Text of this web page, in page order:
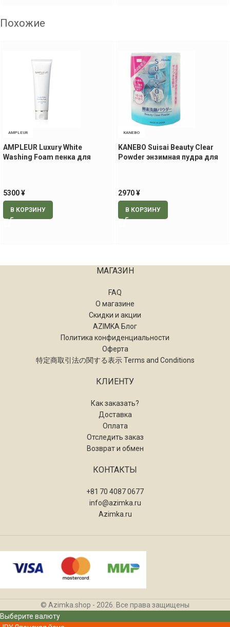
Похожие
AMPLEUR
AMPLEUR Luxury White
Washing Foam пенка для
5300¥
В КОРЗИНУ
KANEBO
KANEBO Suisai Beauty Clear
Powder энзимная пудра для
2970¥
В КОРЗИНУ
МАГАЗИН
FAQ
О магазине
Скидки и акции
AZIMKA Блог
Политика конфиденциальности
Оферта
特定商取引法の関する表示 Terms and Conditions
КЛИЕНТУ
Как заказать?
Доставка
Оплата
Отследить заказ
Возврат и обмен
КОНТАКТЫ
+81 70 4087 0677
info@azimka.ru
Azimka.ru
© Azimka.shop - 2026. Все права защищены
Выберите валюту